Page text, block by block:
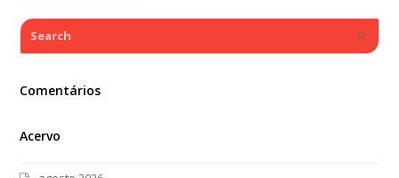
Search
Comentários
Acervo